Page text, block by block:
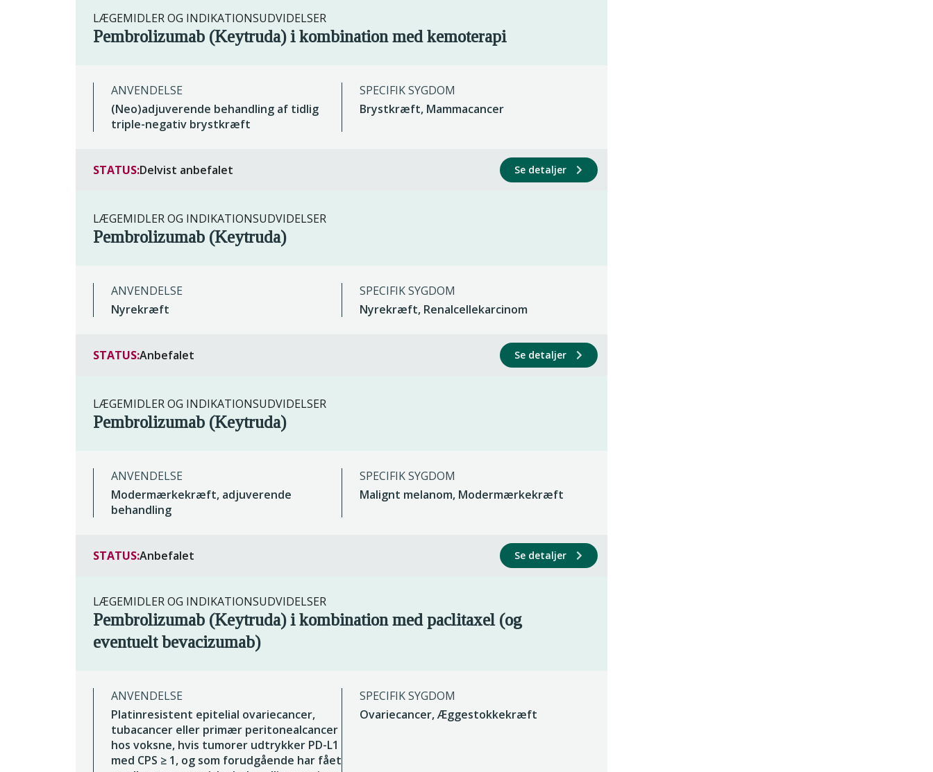
LÆGEMIDLER OG INDIKATIONSUDVIDELSER
Pembrolizumab (Keytruda) i kombination med kemoterapi
ANVENDELSE
(Neo)adjuverende behandling af tidlig
triple-negativ brystkræft
SPECIFIK SYGDOM
Brystkræft, Mammacancer
STATUS:Delvist anbefalet Se detaljer
LÆGEMIDLER OG INDIKATIONSUDVIDELSER
Pembrolizumab (Keytruda)
ANVENDELSE
Nyrekræft
SPECIFIK SYGDOM
Nyrekræft, Renalcellekarcinom
STATUS:Anbefalet Se detaljer
LÆGEMIDLER OG INDIKATIONSUDVIDELSER
Pembrolizumab (Keytruda)
ANVENDELSE
Modermærkekræft, adjuverende
behandling
SPECIFIK SYGDOM
Malignt melanom, Modermærkekræft
STATUS:Anbefalet Se detaljer
LÆGEMIDLER OG INDIKATIONSUDVIDELSER
Pembrolizumab (Keytruda) i kombination med paclitaxel (og
eventuelt bevacizumab)
ANVENDELSE
Platinresistent epitelial ovariecancer,
tubacancer eller primær peritonealcancer
hos voksne, hvis tumorer udtrykker PD-L1
med CPS ≥ 1, og som forudgående har fået
SPECIFIK SYGDOM
Ovariecancer, Æggestokkekræft